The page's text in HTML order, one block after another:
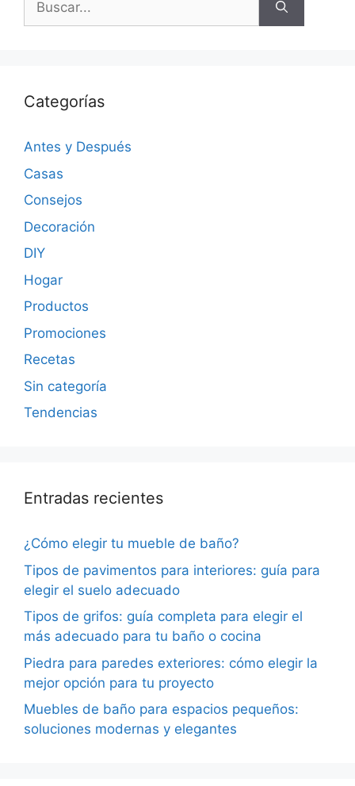
Categorías
Antes y Después
Casas
Consejos
Decoración
DIY
Hogar
Productos
Promociones
Recetas
Sin categoría
Tendencias
Entradas recientes
¿Cómo elegir tu mueble de baño?
Tipos de pavimentos para interiores: guía para
elegir el suelo adecuado
Tipos de grifos: guía completa para elegir el
más adecuado para tu baño o cocina
Piedra para paredes exteriores: cómo elegir la
mejor opción para tu proyecto
Muebles de baño para espacios pequeños:
soluciones modernas y elegantes